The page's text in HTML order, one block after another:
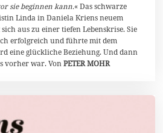
sie beginnen kann.« Das schwarze
Linda in Daniela Kriens neuem
aus zu einer tiefen Lebenskrise. Sie
erfolgreich und führte mit dem
eine glückliche Beziehung. Und dann
vorher war. VonPETER MOHR